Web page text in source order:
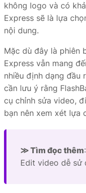
không logo và có
Express sẽ là lựa
nội dung.
Mặc dù đây là phiên
Express vẫn mang
nhiều định dạng đầu
cần lưu ý rằng
cụ chỉnh sửa video,
bạn nên xem xét lựa
≫ Tìm đọc thêm:
Edit video dễ sử